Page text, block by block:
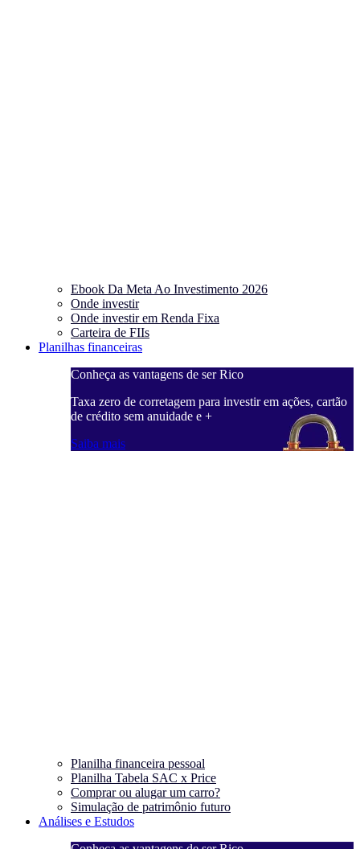
Ebook Da Meta Ao Investimento 2026
Onde investir
Onde investir em Renda Fixa
Carteira de FIIs
Planilhas financeiras
Conheça as vantagens de ser Rico
Taxa zero de corretagem para investir em ações, cartão
de crédito sem anuidade e +
Saiba mais
Planilha financeira pessoal
Planilha Tabela SAC x Price
Comprar ou alugar um carro?
Simulação de patrimônio futuro
Análises e Estudos